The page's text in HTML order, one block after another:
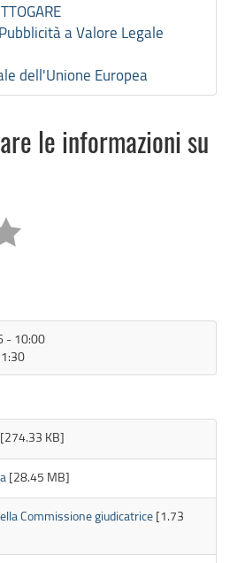
a Valore Legale
dell'Unione Europea
le informazioni su
- 10:00
[274.33 KB]
[28.45 MB]
Commissione giudicatrice [1.73